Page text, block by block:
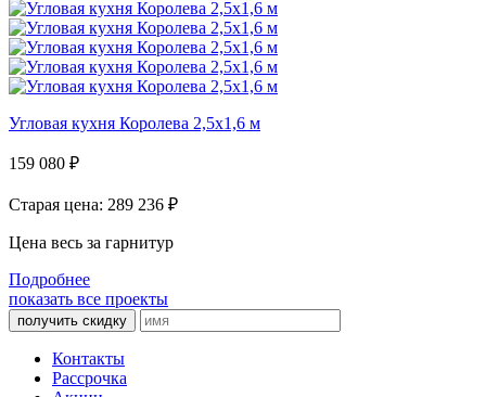
Угловая кухня Королева 2,5х1,6 м
159 080 ₽
Старая цена: 289 236 ₽
Цена весь за гарнитур
Подробнее
показать все проекты
получить скидку
Контакты
Рассрочка